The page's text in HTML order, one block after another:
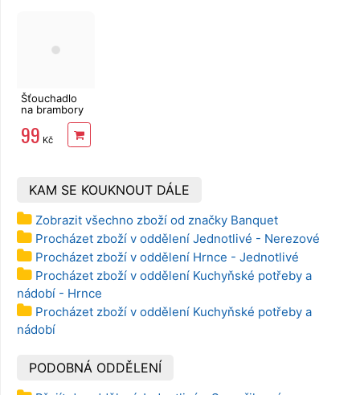
Šťouchadlo
na brambory
Akcent
99 Kč
KAM SE KOUKNOUT DÁLE
Zobrazit všechno zboží od značky Banquet
Procházet zboží v oddělení Jednotlivé - Nerezové
Procházet zboží v oddělení Hrnce - Jednotlivé
Procházet zboží v oddělení Kuchyňské potřeby a
nádobí - Hrnce
Procházet zboží v oddělení Kuchyňské potřeby a
nádobí
PODOBNÁ ODDĚLENÍ